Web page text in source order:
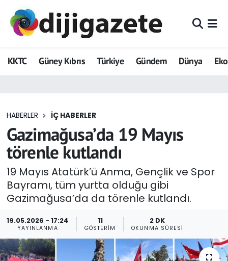
KKTC Güney Kıbrıs Türkiye Gündem Dünya
HABERLER İÇ HABERLER
Gazimağusa’da 19 Mayıs
törenle kutlandı
19 Mayıs Atatürk’ü Anma, Gençlik ve Spor
Bayramı, tüm yurtta olduğu gibi
Gazimağusa’da da törenle kutlandı.
19.05.2026 - 17:24
YAYINLANMA
11
GÖSTERIM
2 DK
OKUNMA SÜRESI
ADVERTORIAL
Dijigazete
Eğitim
Ekonomi
Foto Galeri
GEZİ
Güncel
Gündem
Hava Durumu
Trafik Durumu
Tüm Manşetler
Son Dakika Haberleri
Haber Arşivi